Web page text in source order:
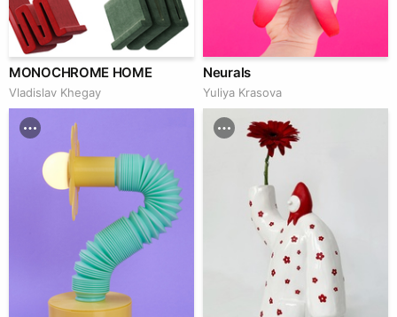
MONOCHROME HOME
Vladislav Khegay
Neurals
Yuliya Krasova